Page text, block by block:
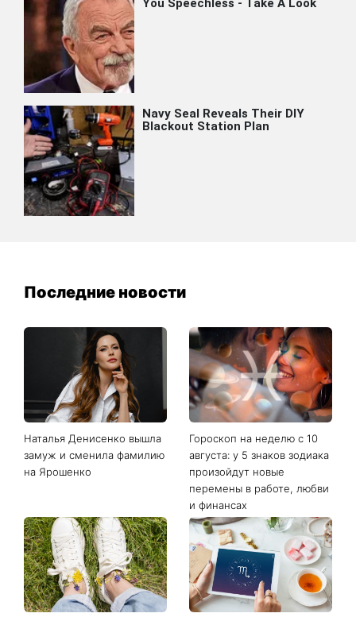
Последние новости
Наталья Денисенко вышла
замуж и сменила фамилию
на Ярошенко
Гороскоп на неделю с 10
августа: у 5 знаков зодиака
произойдут новые
перемены в работе, любви
и финансах